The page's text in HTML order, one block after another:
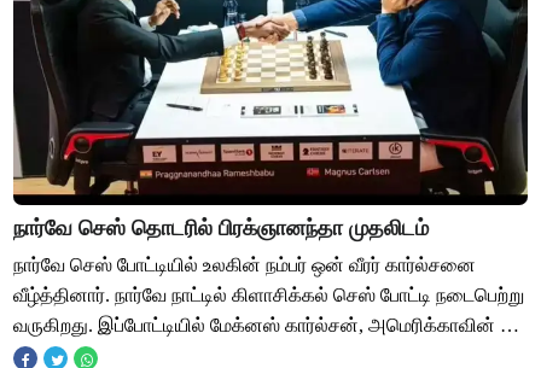
நார்வே செஸ் தொடரில் பிரக்ஞானந்தா முதலிடம்
நார்வே செஸ் போட்டியில் உலகின் நம்பர் ஒன் வீரர் கார்ல்சனை
வீழ்த்தினார். நார்வே நாட்டில் கிளாசிக்கல் செஸ் போட்டி நடைபெற்று
வருகிறது. இப்போட்டியில் மேக்னஸ் கார்ல்சன், அமெரிக்காவின் டிங்
லிரன், பாபியோ கர